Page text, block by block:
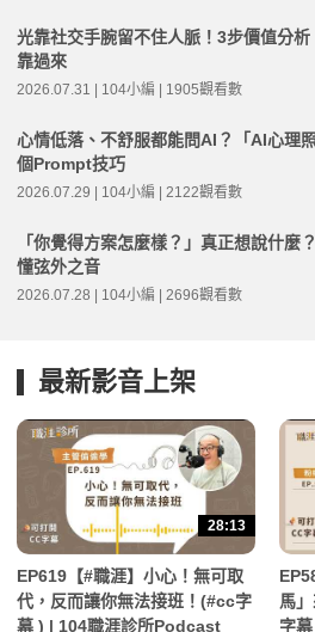
光靠社交手腕留不住人脈！3步價值分
靠過來
2026.07.31 | 104小編 | 1905觀看數
心情低落、不舒服都能問AI？「AI心理
個Prompt技巧
2026.07.29 | 104小編 | 2122觀看數
「你覺得方案怎麼樣？」真正想說什麼
懂弦外之音
2026.07.28 | 104小編 | 2696觀看數
最新影音上架
28:13
EP619【#職涯】小心！無可取
代，反而讓你無法接班！(#cc字
幕 ) | 104職涯診所Podcast
馬
字